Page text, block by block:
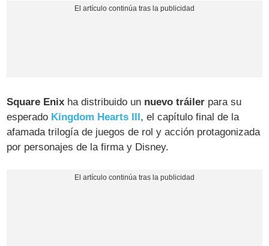
Square Enix ha distribuido un nuevo tráiler para su
esperado Kingdom Hearts III, el capítulo final de la
afamada trilogía de juegos de rol y acción protagonizada
por personajes de la firma y Disney.